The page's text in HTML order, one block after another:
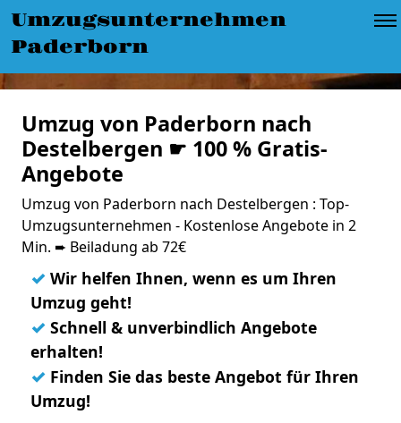
Umzugsunternehmen
Paderborn
Umzug von Paderborn nach
Destelbergen ☛ 100 % Gratis-
Angebote
Umzug von Paderborn nach Destelbergen : Top-
Umzugsunternehmen - Kostenlose Angebote in 2
Min. ➨ Beiladung ab 72€
✓ Wir helfen Ihnen, wenn es um Ihren
Umzug geht!
✓ Schnell & unverbindlich Angebote
erhalten!
✓ Finden Sie das beste Angebot für Ihren
Umzug!